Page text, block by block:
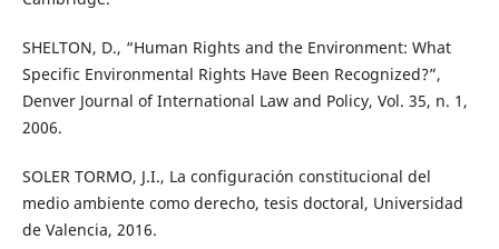
SHELTON, D., “Human Rights and the Environment: What
Specific Environmental Rights Have Been Recognized?”,
Denver Journal of International Law and Policy, Vol. 35, n. 1,
2006.
SOLER TORMO, J.I., La configuración constitucional del
medio ambiente como derecho, tesis doctoral, Universidad
de Valencia, 2016.